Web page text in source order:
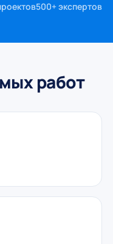
500+ экспертов
работ